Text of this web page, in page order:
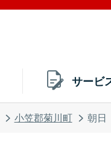
サービ
小笠郡菊川町 朝日